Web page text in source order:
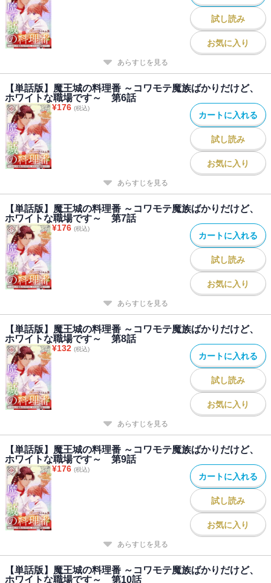
試し読み
お気に入り
あらすじを見る
【単話版】魔王城の料理番 ～コワモテ魔族ばかりだけど、
ホワイトな職場です～ 第6話
¥176 (税込)
カートに入れる
試し読み
お気に入り
あらすじを見る
【単話版】魔王城の料理番 ～コワモテ魔族ばかりだけど、
ホワイトな職場です～ 第7話
¥176 (税込)
カートに入れる
試し読み
お気に入り
あらすじを見る
【単話版】魔王城の料理番 ～コワモテ魔族ばかりだけど、
ホワイトな職場です～ 第8話
¥132 (税込)
カートに入れる
試し読み
お気に入り
あらすじを見る
【単話版】魔王城の料理番 ～コワモテ魔族ばかりだけど、
ホワイトな職場です～ 第9話
¥176 (税込)
カートに入れる
試し読み
お気に入り
あらすじを見る
【単話版】魔王城の料理番 ～コワモテ魔族ばかりだけど、
ホワイトな職場です～ 第10話